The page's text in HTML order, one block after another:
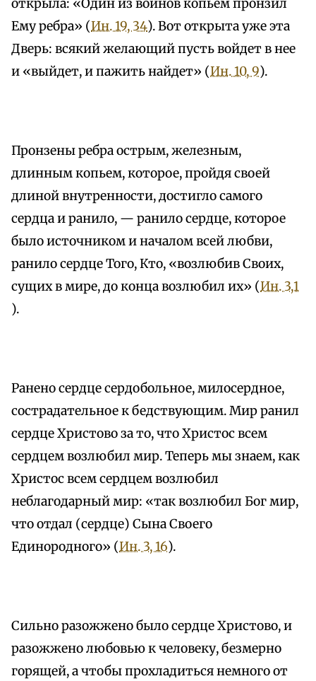
открыла: «Один из воинов копьем пронзил
Ему ребра» (Ин. 19, 34). Вот открыта уже эта
Дверь: всякий желающий пусть войдет в нее
и «выйдет, и пажить найдет» (Ин. 10, 9).
Пронзены ребра острым, железным,
длинным копьем, которое, пройдя своей
длиной внутренности, достигло самого
сердца и ранило, — ранило сердце, которое
было источником и началом всей любви,
ранило сердце Того, Кто, «возлюбив Своих,
сущих в мире, до конца возлюбил их» (Ин. 3,1
).
Ранено сердце сердобольное, милосердное,
сострадательное к бедствующим. Мир ранил
сердце Христово за то, что Христос всем
сердцем возлюбил мир. Теперь мы знаем, как
Христос всем сердцем возлюбил
неблагодарный мир: «так возлюбил Бог мир,
что отдал (сердце) Сына Своего
Единородного» (Ин. 3, 16).
Сильно разожжено было сердце Христово, и
разожжено любовью к человеку, безмерно
горящей, а чтобы прохладиться немного от